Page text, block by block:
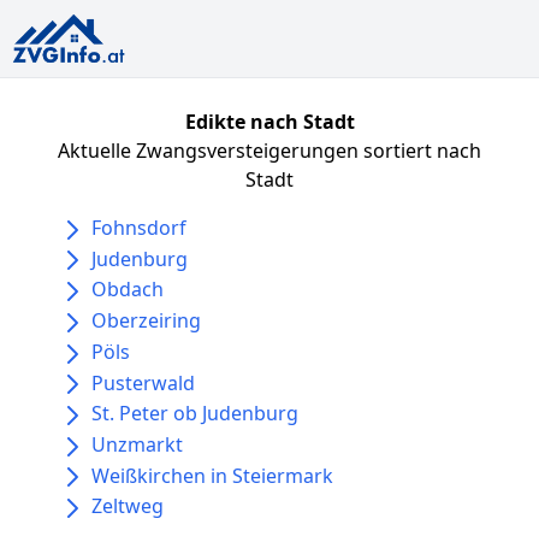
Edikte nach Stadt
Aktuelle Zwangsversteigerungen sortiert nach
Stadt
Fohnsdorf
Judenburg
Obdach
Oberzeiring
Pöls
Pusterwald
St. Peter ob Judenburg
Unzmarkt
Weißkirchen in Steiermark
Zeltweg